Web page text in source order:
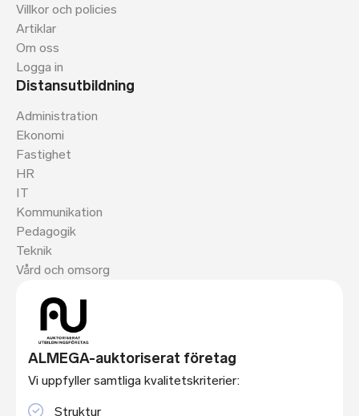
Villkor och policies
Artiklar
Om oss
Logga in
Distansutbildning
Administration
Ekonomi
Fastighet
HR
IT
Kommunikation
Pedagogik
Teknik
Vård och omsorg
ALMEGA-auktoriserat företag
Vi uppfyller samtliga kvalitetskriterier:
Struktur